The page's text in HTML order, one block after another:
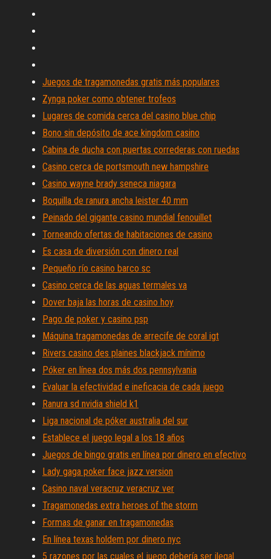
Juegos de tragamonedas gratis más populares
Zynga poker como obtener trofeos
Lugares de comida cerca del casino blue chip
Bono sin depósito de ace kingdom casino
Cabina de ducha con puertas correderas con ruedas
Casino cerca de portsmouth new hampshire
Casino wayne brady seneca niagara
Boquilla de ranura ancha leister 40 mm
Peinado del gigante casino mundial fenouillet
Torneando ofertas de habitaciones de casino
Es casa de diversión con dinero real
Pequeño río casino barco sc
Casino cerca de las aguas termales va
Dover baja las horas de casino hoy
Pago de poker y casino psp
Máquina tragamonedas de arrecife de coral igt
Rivers casino des plaines blackjack mínimo
Póker en línea dos más dos pennsylvania
Evaluar la efectividad e ineficacia de cada juego
Ranura sd nvidia shield k1
Liga nacional de póker australia del sur
Establece el juego legal a los 18 años
Juegos de bingo gratis en línea por dinero en efectivo
Lady gaga poker face jazz version
Casino naval veracruz veracruz ver
Tragamonedas extra heroes of the storm
Formas de ganar en tragamonedas
En línea texas holdem por dinero nyc
5 razones por las cuales el juego debería ser ilegal